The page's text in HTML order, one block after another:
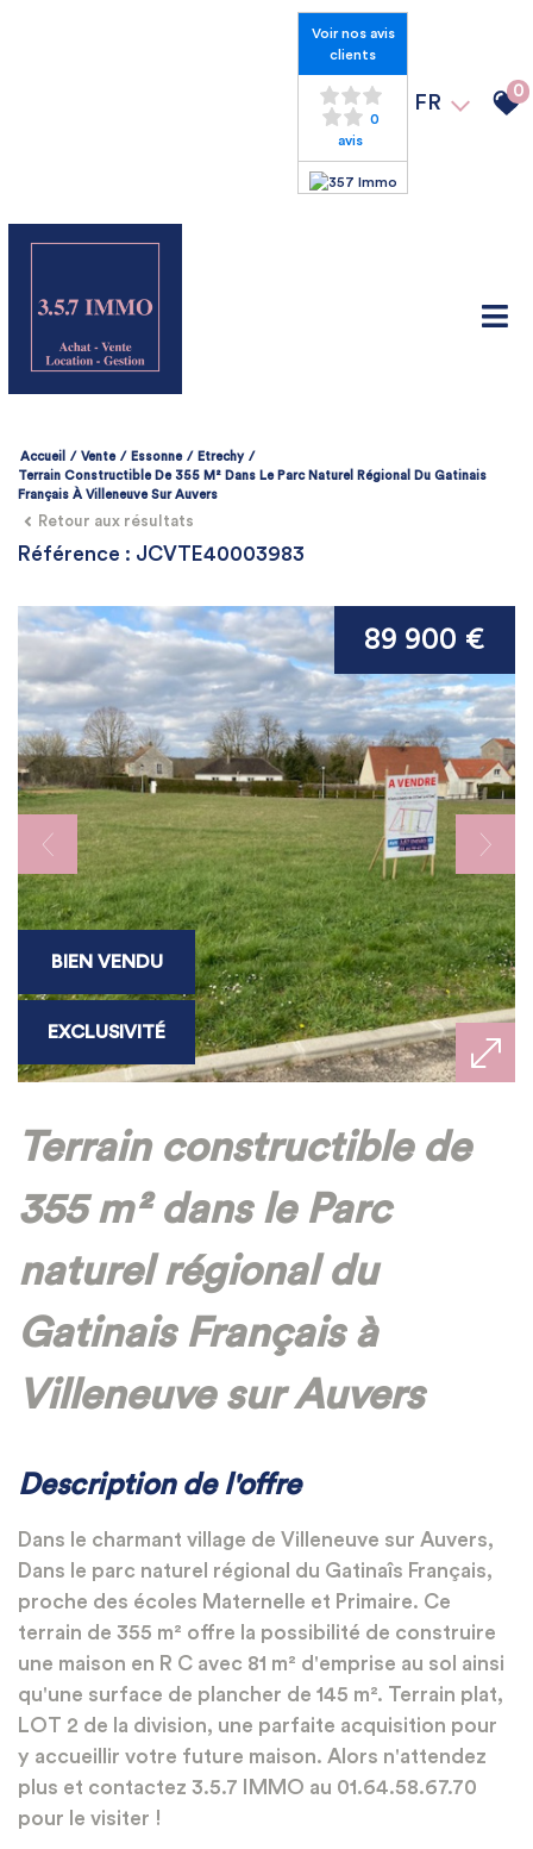
Voir nos avis
clients
0
avis
FR
0
Accueil Vente Essonne
Etrechy
Terrain Constructible De 355 M² Dans Le Parc Naturel Régional Du Gatinais
Français À Villeneuve Sur Auvers
Retour aux résultats
Référence : JCVTE40003983
BIEN VENDU
EXCLUSIVITÉ
89 900 €
Terrain constructible de
355 m² dans le Parc
naturel régional du
Gatinais Français à
Villeneuve sur Auvers
Description de l'offre
Dans le charmant village de Villeneuve sur Auvers,
Dans le parc naturel régional du Gatinaîs Français,
proche des écoles Maternelle et Primaire. Ce
terrain de 355 m² offre la possibilité de construire
une maison en R C avec 81 m² d'emprise au sol ainsi
qu'une surface de plancher de 145 m². Terrain plat,
LOT 2 de la division, une parfaite acquisition pour
y accueillir votre future maison. Alors n'attendez
plus et contactez 3.5.7 IMMO au 01.64.58.67.70
pour le visiter !